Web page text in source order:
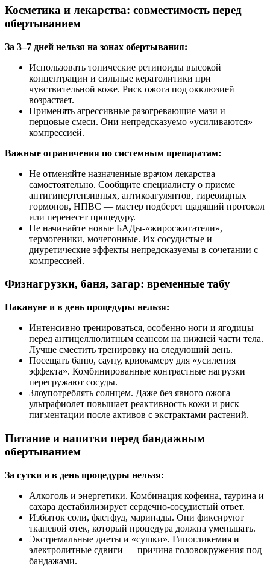
Косметика и лекарства: совместимость перед
обертыванием
За 3–7 дней нельзя на зонах обертывания:
Использовать топические ретиноиды высокой
концентрации и сильные кератолитики при
чувствительной коже. Риск ожога под окклюзией
возрастает.
Применять агрессивные разогревающие мази и
перцовые смеси. Они непредсказуемо «усиливаются»
компрессией.
Важные ограничения по системным препаратам:
Не отменяйте назначенные врачом лекарства
самостоятельно. Сообщите специалисту о приеме
антигипертензивных, антикоагулянтов, тиреоидных
гормонов, НПВС — мастер подберет щадящий протокол
или перенесет процедуру.
Не начинайте новые БАДы-«жиросжигатели»,
термогеники, мочегонные. Их сосудистые и
диуретические эффекты непредсказуемы в сочетании с
компрессией.
Физнагрузки, баня, загар: временные табу
Накануне и в день процедуры нельзя:
Интенсивно тренироваться, особенно ноги и ягодицы
перед антицеллюлитным сеансом на нижней части тела.
Лучше сместить тренировку на следующий день.
Посещать баню, сауну, криокамеру для «усиления
эффекта». Комбинированные контрастные нагрузки
перегружают сосуды.
Злоупотреблять солнцем. Даже без явного ожога
ультрафиолет повышает реактивность кожи и риск
пигментации после активов с экстрактами растений.
Питание и напитки перед бандажным
обертыванием
За сутки и в день процедуры нельзя:
Алкоголь и энергетики. Комбинация кофеина, таурина и
сахара дестабилизирует сердечно-сосудистый ответ.
Избыток соли, фастфуд, маринады. Они фиксируют
тканевой отек, который процедура должна уменьшать.
Экстремальные диеты и «сушки». Гипогликемия и
электролитные сдвиги — причина головокружения под
бандажами.